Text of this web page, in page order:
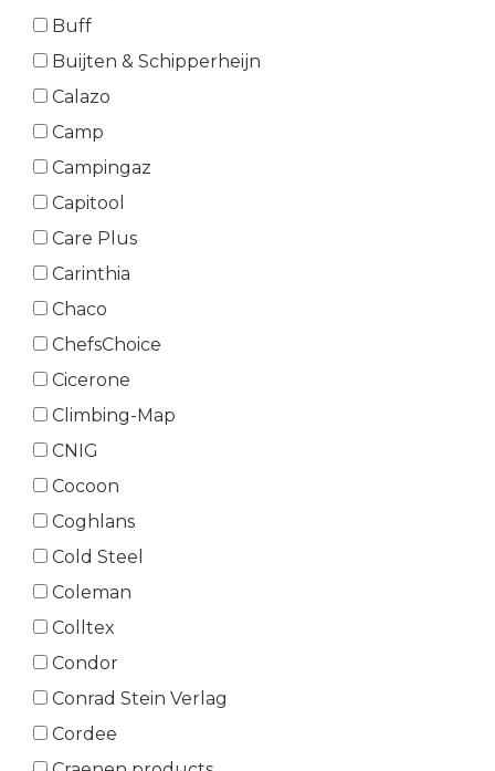
Buff
Buijten & Schipperheijn
Calazo
Camp
Campingaz
Capitool
Care Plus
Carinthia
Chaco
ChefsChoice
Cicerone
Climbing-Map
CNIG
Cocoon
Coghlans
Cold Steel
Coleman
Colltex
Condor
Conrad Stein Verlag
Cordee